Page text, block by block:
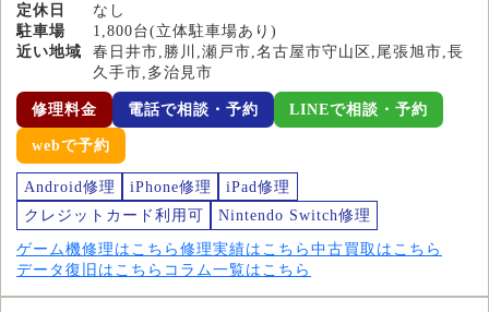
定休日
なし
駐車場
1,800台(立体駐車場あり)
近い地域
春日井市,勝川,瀬戸市,名古屋市守山区,尾張旭市,長
久手市,多治見市
修理料金 電話で相談・予約 LINEで相談・予約
webで予約
Android修理 iPhone修理
iPad修理
クレジットカード利用可
Nintendo Switch修理
ゲーム機修理はこちら 修理実績はこちら 中古買取はこちら
データ復旧はこちら コラム一覧はこちら